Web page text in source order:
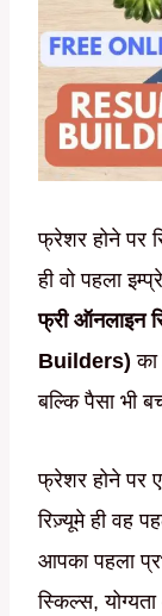
फ्रेशर होने पर
ही वो पहला
फ्री ऑनलाइन
Builders)
बल्कि पैसा भी
फ्रेशर होने पर
रिज़्यूमे ही वह
आपका पहला
स्किल्स,